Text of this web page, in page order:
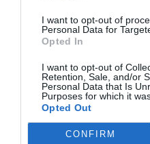
I want to opt-out of
Personal Data for
Opted In
I want to opt-out of
Retention, Sale, and/or
Personal Data that Is
Purposes for which it
Opted Out
CONFIRM